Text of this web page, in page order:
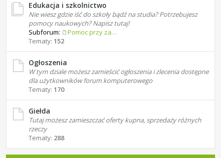
Edukacja i szkolnictwo
Nie wiesz gdzie iść do szkoły bądź na studia? Potrzebujesz
pomocy naukowych? Napisz tutaj!
Subforum:
Pomoc przy zadaniach domowych
Tematy: 152
Ogłoszenia
W tym dziale możesz zamieścić ogłoszenia i zlecenia dostępne
dla użytkowników forum komputerowego
Tematy: 170
Giełda
Tutaj możesz zamieszczać oferty kupna, sprzedaży różnych
rzeczy
Tematy: 288